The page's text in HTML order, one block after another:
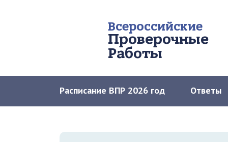
Всероссийские
Проверочные
Работы
Расписание ВПР 2026 год Ответы